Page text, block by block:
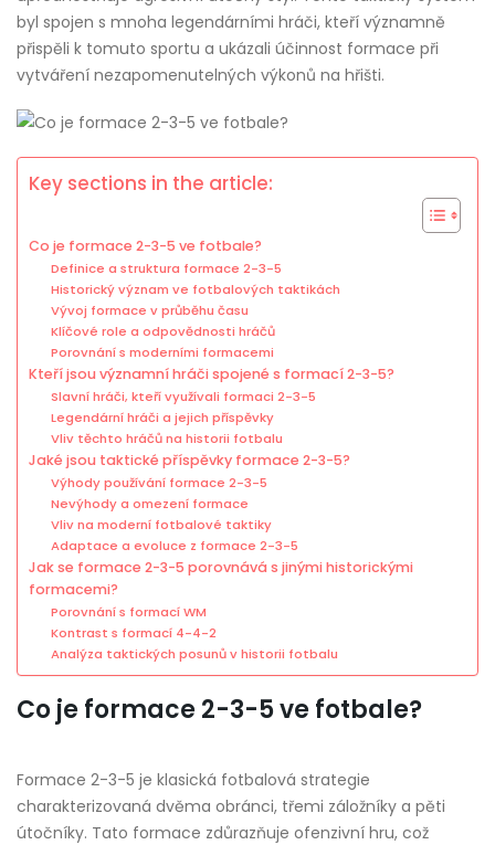
byl spojen s mnoha legendárními hráči, kteří významně
přispěli k tomuto sportu a ukázali účinnost formace při
vytváření nezapomenutelných výkonů na hřišti.
Key sections in the article:
Co je formace 2-3-5 ve fotbale?
Definice a struktura formace 2-3-5
Historický význam ve fotbalových taktikách
Vývoj formace v průběhu času
Klíčové role a odpovědnosti hráčů
Porovnání s moderními formacemi
Kteří jsou významní hráči spojené s formací 2-3-5?
Slavní hráči, kteří využívali formaci 2-3-5
Legendární hráči a jejich příspěvky
Vliv těchto hráčů na historii fotbalu
Jaké jsou taktické příspěvky formace 2-3-5?
Výhody používání formace 2-3-5
Nevýhody a omezení formace
Vliv na moderní fotbalové taktiky
Adaptace a evoluce z formace 2-3-5
Jak se formace 2-3-5 porovnává s jinými historickými
formacemi?
Porovnání s formací WM
Kontrast s formací 4-4-2
Analýza taktických posunů v historii fotbalu
Co je formace 2-3-5 ve fotbale?
Formace 2-3-5 je klasická fotbalová strategie
charakterizovaná dvěma obránci, třemi záložníky a pěti
útočníky. Tato formace zdůrazňuje ofenzivní hru, což